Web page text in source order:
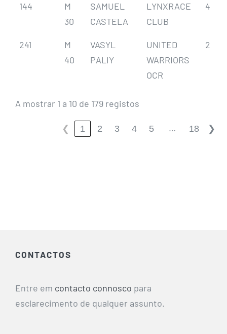
144
M
30
SAMUEL
CASTELA
LYNXRACE
CLUB
4
241
M
40
VASYL
PALIY
UNITED
WARRIORS
OCR
2
A mostrar 1 a 10 de 179 registos
❮ 1 2 3 4 5 … 18 ❯
CONTACTOS
Entre em contacto connosco para
esclarecimento de qualquer assunto.